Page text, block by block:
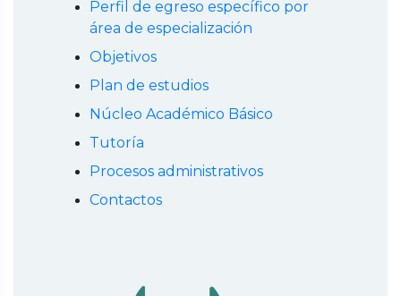
Perfil de egreso específico por
área de especialización
Objetivos
Plan de estudios
Núcleo Académico Básico
Tutoría
Procesos administrativos
Contactos